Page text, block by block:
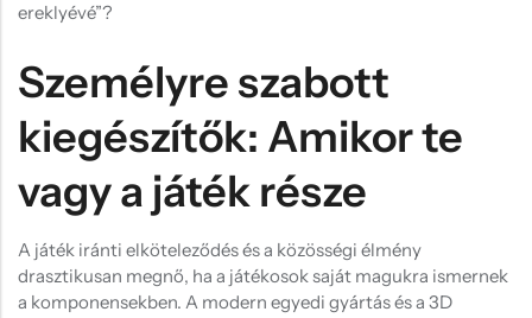
ereklyévé”?
Személyre szabott
kiegészítők: Amikor te
vagy a játék része
A játék iránti elköteleződés és a közösségi élmény
drasztikusan megnő, ha a játékosok saját magukra ismernek
a komponensekben. A modern egyedi gyártás és a 3D